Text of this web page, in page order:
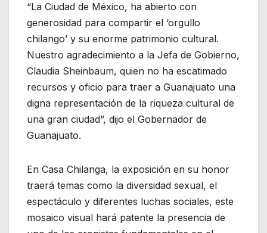
“La Ciudad de México, ha abierto con
generosidad para compartir el ‘orgullo
chilango’ y su enorme patrimonio cultural.
Nuestro agradecimiento a la Jefa de Gobierno,
Claudia Sheinbaum, quien no ha escatimado
recursos y oficio para traer a Guanajuato una
digna representación de la riqueza cultural de
una gran ciudad”, dijo el Gobernador de
Guanajuato.
En Casa Chilanga, la exposición en su honor
traerá temas como la diversidad sexual, el
espectáculo y diferentes luchas sociales, este
mosaico visual hará patente la presencia de